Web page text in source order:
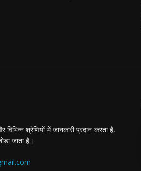
श्रेणियों में जानकारी प्रदान करता है,
जाता है।